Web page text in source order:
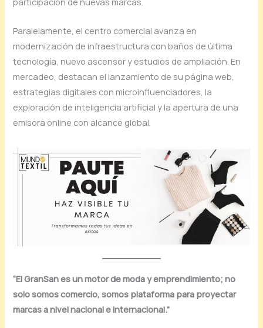
Paralelamente, el centro comercial avanza en
modernización de infraestructura con baños de última
tecnología, nuevo ascensor y estudios de ampliación. En
mercadeo, destacan el lanzamiento de su página web,
estrategias digitales con microinfluenciadores, la
exploración de inteligencia artificial y la apertura de una
emisora online con alcance global.
“El GranSan es un motor de moda y emprendimiento; no
solo somos comercio, somos plataforma para proyectar
marcas a nivel nacional e internacional.”